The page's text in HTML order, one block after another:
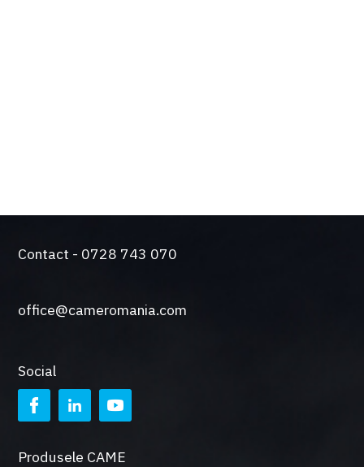
Contact - 0728 743 070
office@cameromania.com
Social
Produsele CAME